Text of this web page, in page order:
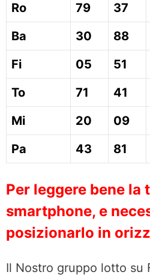
Ro
79 37
Ba
30 88
Fi
05 51
To
71 41
Mi
20 09
Pa
43 81
Per leggere bene la
smartphone, e
posizionarlo in
Il Nostro gruppo lotto su